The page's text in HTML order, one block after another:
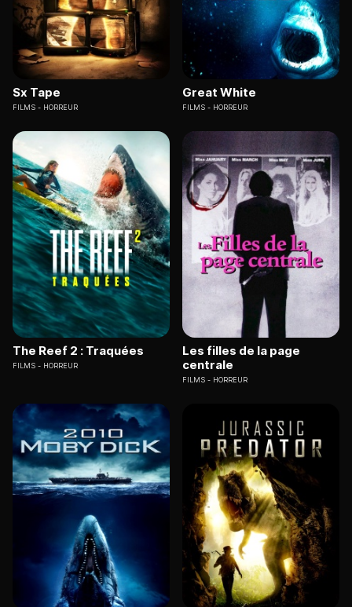
Sx Tape
FILMS HORREUR
Great White
FILMS HORREUR
The Reef 2 : Traquées
FILMS HORREUR
Les filles de la page
centrale
FILMS HORREUR